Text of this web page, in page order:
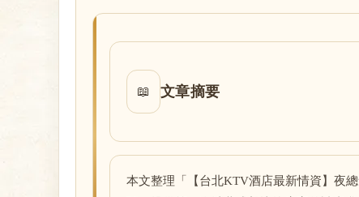
📖 文章摘要
本文整理「【台北KTV酒店最新情資】夜